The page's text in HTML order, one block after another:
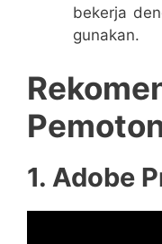
bekerja
gunakan.
1. Adobe